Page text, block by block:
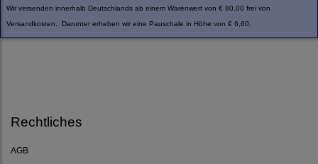
Wir versenden innerhalb Deutschlands ab einem Warenwert von € 80,00 frei von
Versandkosten. Darunter erheben wir eine Pauschale in Höhe von € 6,60.
Rechtliches
AGB